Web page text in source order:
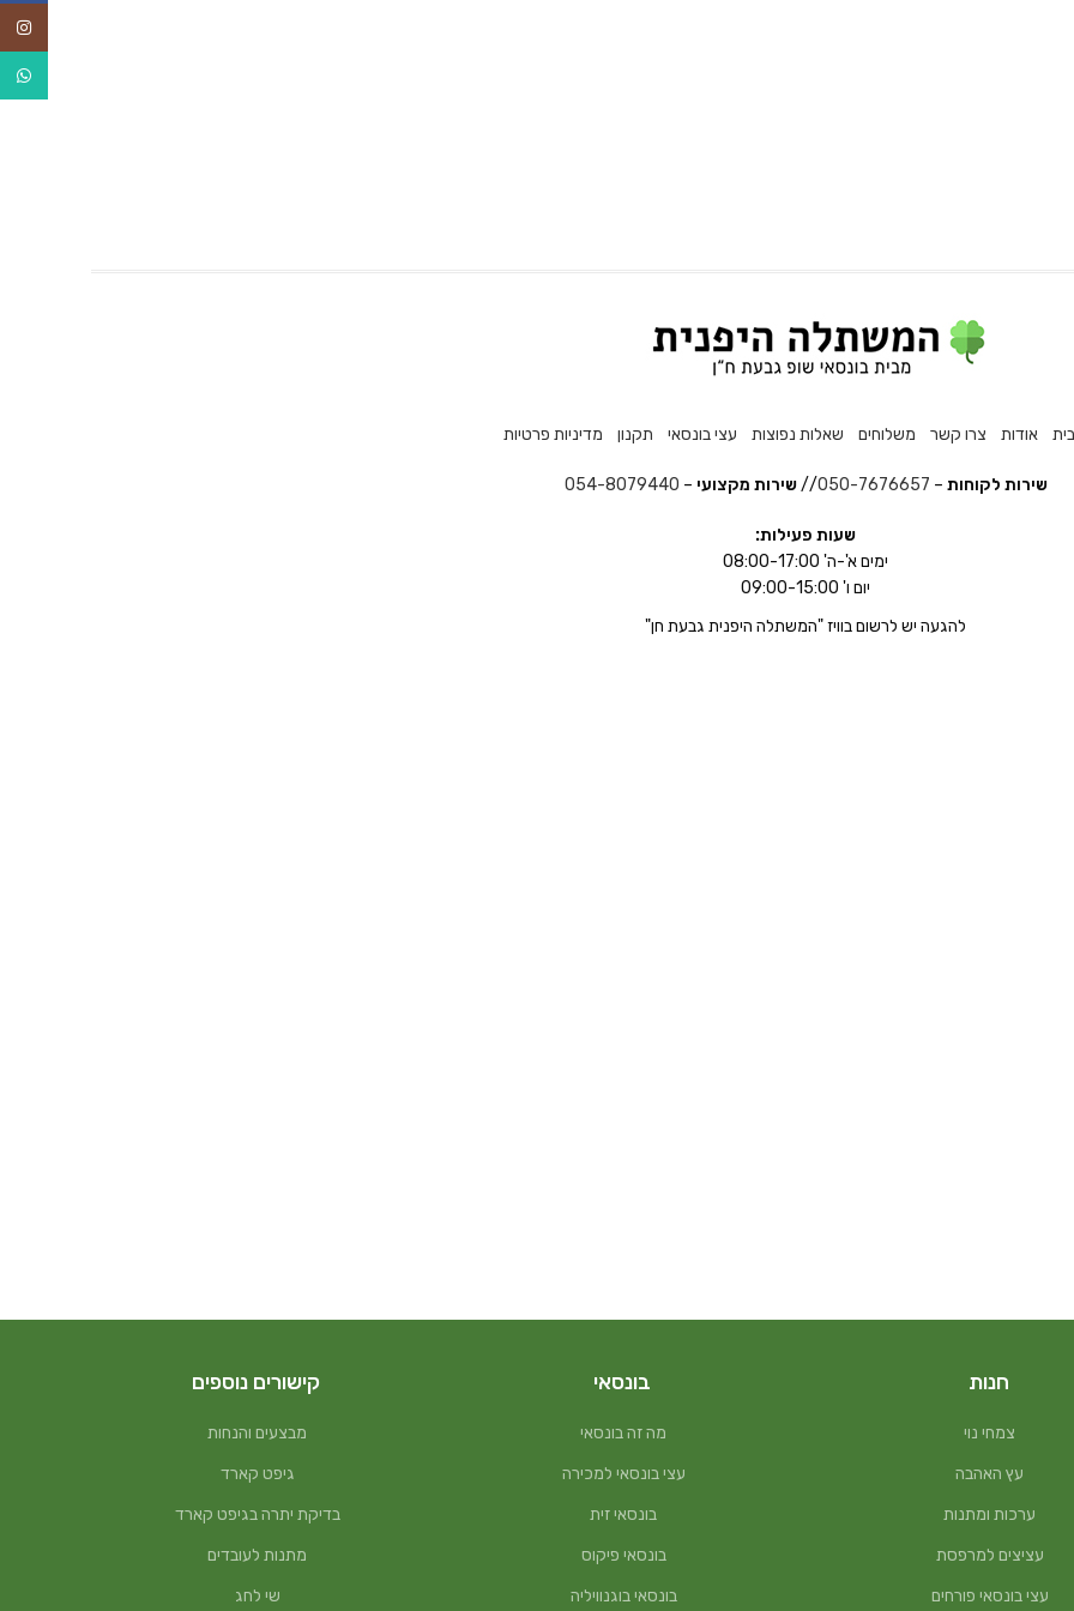
אודות צרו קשר משלוחים שאלות נפוצות עצי בונסאי תקנון מדיניות פרטיות
שירות לקוחות –
050-7676657
//שירות מקצועי –
054-8079440
שעות פעילות:
ימים א'-ה' 08:00-17:00
יום ו' 09:00-15:00
להגעה יש לרשום בוויז "המשתלה היפנית גבעת חן"
חנות
צמחי נוי
עץ האהבה
ערכות ומתנות
עציצים למרפסת
עצי בונסאי פורחים
בונסאי
מה זה בונסאי
עצי בונסאי למכירה
בונסאי זית
בונסאי פיקוס
בונסאי בוגנוויליה
קישורים נוספים
מבצעים והנחות
גיפט קארד
בדיקת יתרה בגיפט קארד
מתנות לעובדים
שי לחג